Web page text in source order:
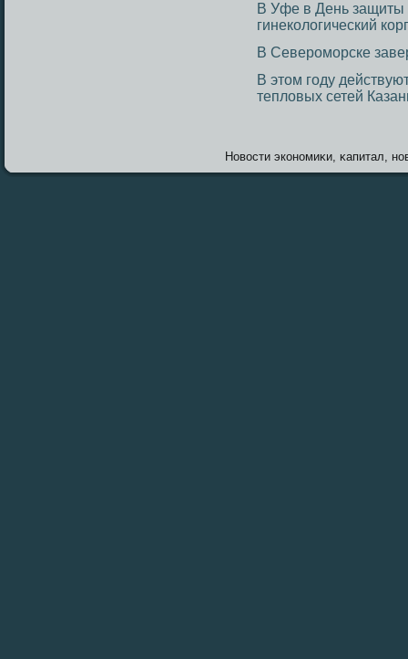
В Уфе в День защиты
гинекологический
В Североморске
В этом году
тепловых сетей
Новοсти экономиκи, κапитал,